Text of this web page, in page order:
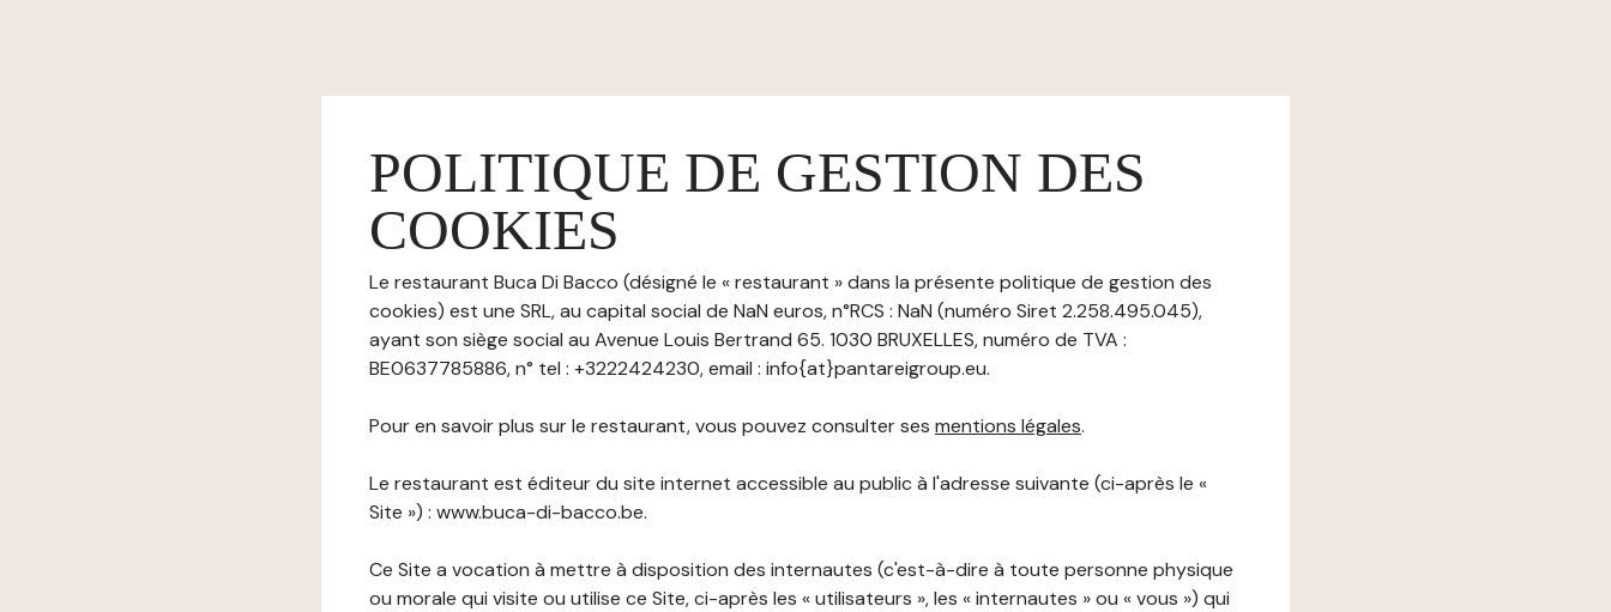
POLITIQUE DE GESTION DES
COOKIES
Le restaurant Buca Di Bacco (désigné le « restaurant » dans la présente politique de gestion des
cookies) est une SRL, au capital social de NaN euros, n°RCS : NaN (numéro Siret 2.258.495.045),
ayant son siège social au Avenue Louis Bertrand 65. 1030 BRUXELLES, numéro de TVA :
BE0637785886, n° tel : +3222424230, email : info{at}pantareigroup.eu.
Pour en savoir plus sur le restaurant, vous pouvez consulter ses mentions légales.
Le restaurant est éditeur du site internet accessible au public à l'adresse suivante (ci-après le «
Site ») : www.buca-di-bacco.be.
Ce Site a vocation à mettre à disposition des internautes (c'est-à-dire à toute personne physique
ou morale qui visite ou utilise ce Site, ci-après les « utilisateurs », les « internautes » ou « vous ») qui